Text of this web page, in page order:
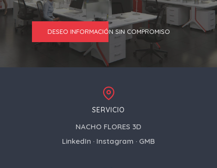
DESEO INFORMACIÓN SIN COMPROMISO
SERVICIO
NACHO FLORES 3D
LinkedIn · Instagram · GMB